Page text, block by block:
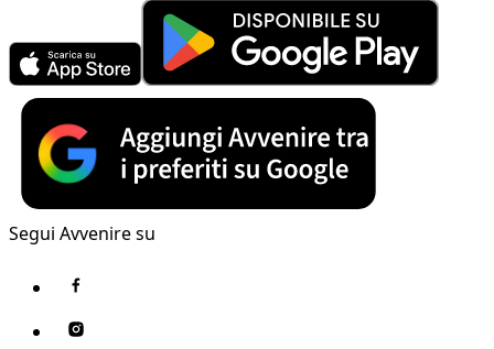
Segui Avvenire su